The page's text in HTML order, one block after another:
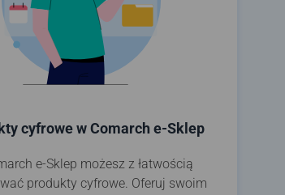
cyfrowe w Comarch e-Sklep
e-Sklep możesz z łatwością
produkty cyfrowe. Oferuj swoim